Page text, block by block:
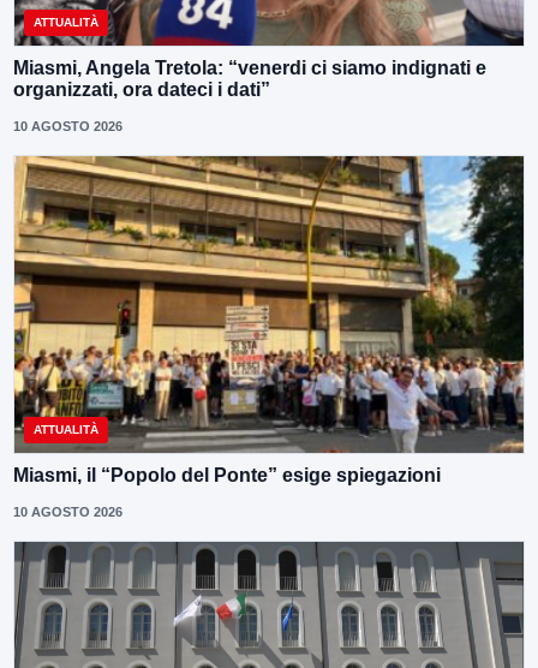
ATTUALITÀ
Miasmi, Angela Tretola: “venerdi ci siamo indignati e
organizzati, ora dateci i dati”
10 AGOSTO 2026
ATTUALITÀ
Miasmi, il “Popolo del Ponte” esige spiegazioni
10 AGOSTO 2026